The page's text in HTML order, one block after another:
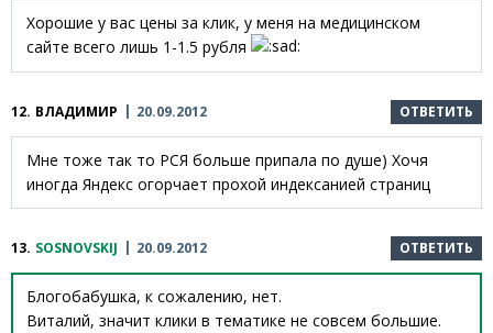
Хорошие у вас цены за клик, у меня на медицинском
сайте всего лишь 1-1.5 рубля
12. ВЛАДИМИР 20.09.2012 ОТВЕТИТЬ
Мне тоже так то РСЯ больше припала по душе) Хочя
иногда Яндекс огорчает прохой индексанией страниц
13. SOSNOVSKIJ 20.09.2012 ОТВЕТИТЬ
Блогобабушка, к сожалению, нет.
Виталий, значит клики в тематике не совсем большие.